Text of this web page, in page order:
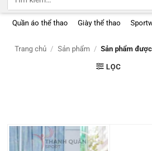
Quần áo thể thao Giày thể thao
Trang chủ / Sản phẩm / Sản phẩm
LỌC